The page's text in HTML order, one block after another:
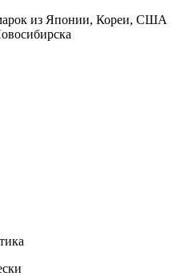
из Японии, Кореи, США